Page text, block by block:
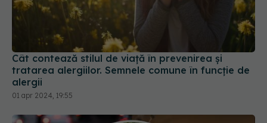
Cât contează stilul de viață în prevenirea și
tratarea alergiilor. Semnele comune în funcție de
alergii
01 apr 2024, 19:55